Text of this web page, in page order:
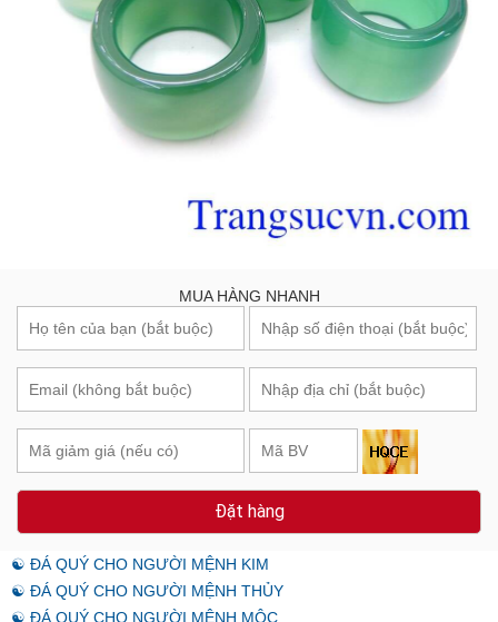
MUA HÀNG NHANH
Đặt hàng
☯ ĐÁ QUÝ CHO NGƯỜI MỆNH KIM
☯ ĐÁ QUÝ CHO NGƯỜI MỆNH THỦY
☯ ĐÁ QUÝ CHO NGƯỜI MỆNH MỘC